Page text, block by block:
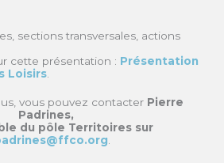
sections transversales, actions
cette présentation : Présentation
Loisirs
vous pouvez contacter Pierre
Padrines,
du pôle Territoires sur